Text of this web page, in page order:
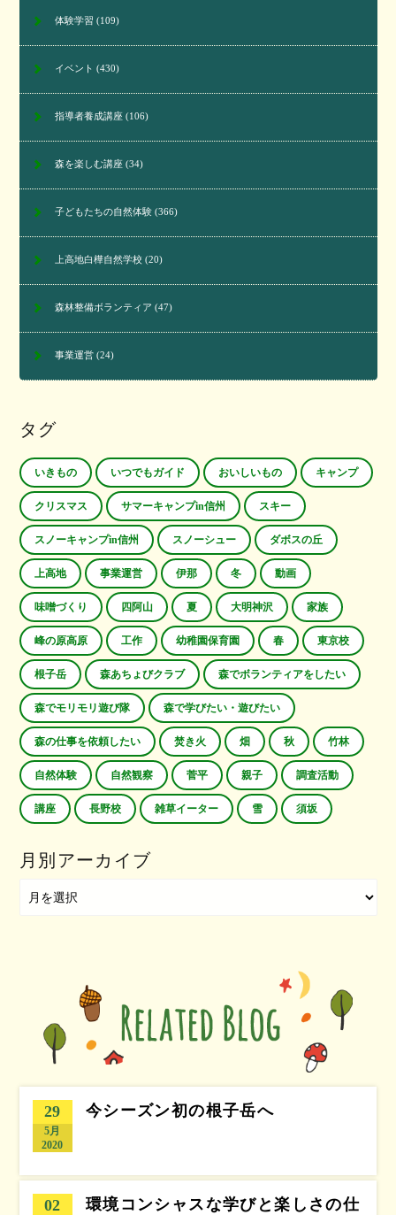
体験学習 (109)
イベント (430)
指導者養成講座(106)
森を楽しむ講座(34)
子どもたちの自然体験(366)
上高地白樺自然学校(20)
森林整備ボランティア (47)
事業運営(24)
タグ
いきもの いつでもガイド おいしいもの キャンプ
クリスマス サマーキャンプin信州 スキー
スノーキャンプin信州 スノーシュー ダボスの丘
上高地 事業運営 伊那 冬 動画
味噌づくり 四阿山 夏 大明神沢 家族
峰の原高原 工作 幼稚園保育園 春 東京校
根子岳 森あちょびクラブ 森でボランティアをしたい
森でモリモリ遊び隊 森で学びたい・遊びたい
森の仕事を依頼したい 焚き火 畑 秋 竹林
自然体験 自然観察 菅平 親子 調査活動
講座 長野校 雑草イーター 雪 須坂
月別アーカイブ
29
5月
2020
今シーズン初の根子岳へ
02
環境コンシャスな学びと楽しさの仕